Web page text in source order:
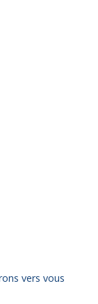
vers vous